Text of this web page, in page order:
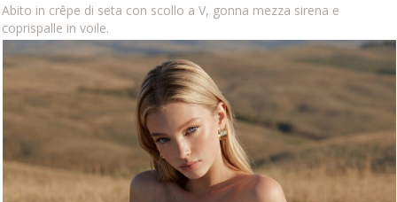
Abito in crêpe di seta con scollo a V, gonna mezza sirena e
coprispalle in voile.